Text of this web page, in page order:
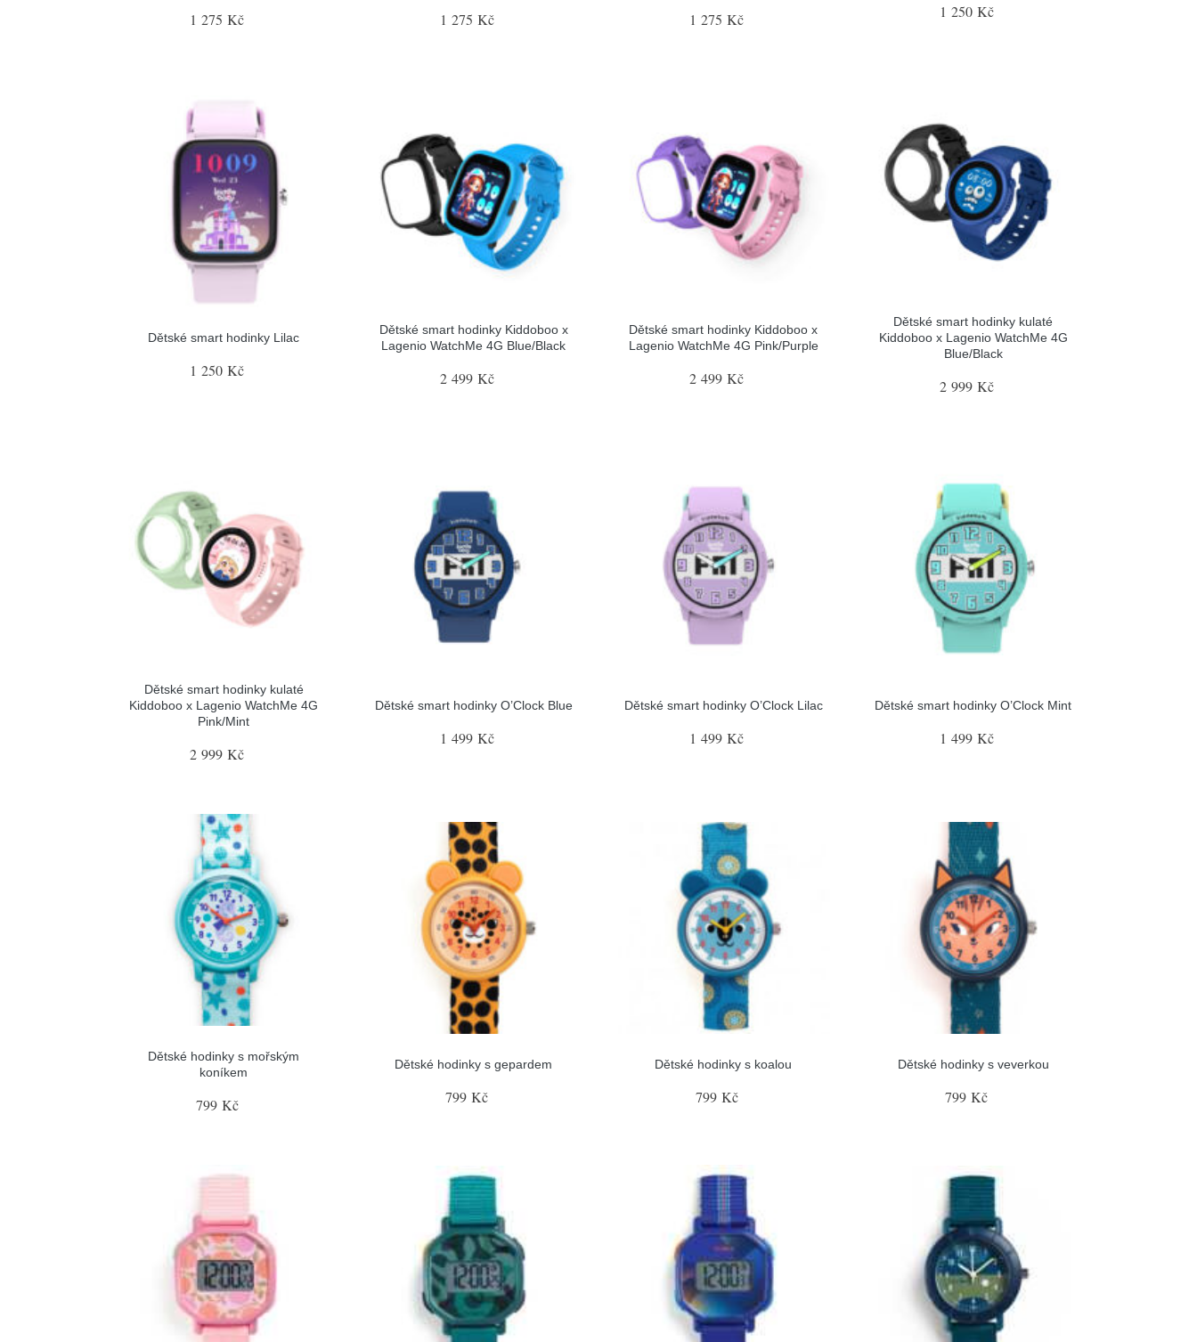
1 275 Kč 1 275 Kč 1 275 Kč 1 250 Kč
Dětské smart hodinky Lilac
1 250 Kč
Dětské smart hodinky Kiddoboo x
Lagenio WatchMe 4G Blue/Black
2 499 Kč
Dětské smart hodinky Kiddoboo x
Lagenio WatchMe 4G Pink/Purple
2 499 Kč
Dětské smart hodinky kulaté
Kiddoboo x Lagenio WatchMe 4G
Blue/Black
2 999 Kč
Dětské smart hodinky kulaté
Kiddoboo x Lagenio WatchMe 4G
Pink/Mint
2 999 Kč
Dětské smart hodinky O’Clock Blue
1 499 Kč
Dětské smart hodinky O’Clock Lilac
1 499 Kč
Dětské smart hodinky O’Clock Mint
1 499 Kč
Dětské hodinky s mořským
koníkem
799 Kč
Dětské hodinky s gepardem
799 Kč
Dětské hodinky s koalou
799 Kč
Dětské hodinky s veverkou
799 Kč